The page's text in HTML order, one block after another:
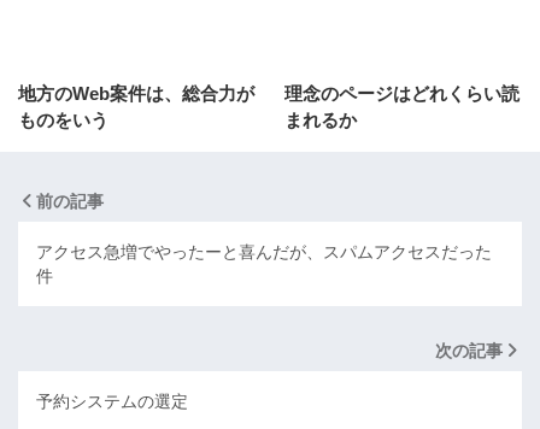
地方のWeb案件は、総合力が
ものをいう
理念のページはどれくらい読
まれるか
前の記事
アクセス急増でやったーと喜んだが、スパムアクセスだった
件
次の記事
予約システムの選定